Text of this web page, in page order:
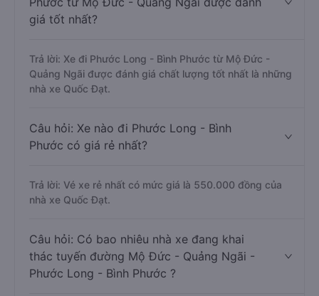
giá tốt nhất?
Trả lời: Xe đi Phước Long - Bình Phước từ Mộ Đức -
Quảng Ngãi được đánh giá chất lượng tốt nhất là những
nhà xe Quốc Đạt.
Câu hỏi: Xe nào đi Phước Long - Bình
Phước có giá rẻ nhất?
Trả lời: Vé xe rẻ nhất có mức giá là 550.000 đồng của
nhà xe Quốc Đạt.
Câu hỏi: Có bao nhiêu nhà xe đang khai
thác tuyến đường Mộ Đức - Quảng Ngãi -
Phước Long - Bình Phước ?